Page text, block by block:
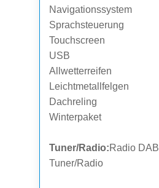
Navigationssystem
Sprachsteuerung
Touchscreen
USB
Allwetterreifen
Leichtmetallfelgen
Dachreling
Winterpaket
Tuner/Radio:Radio DAB
Tuner/Radio